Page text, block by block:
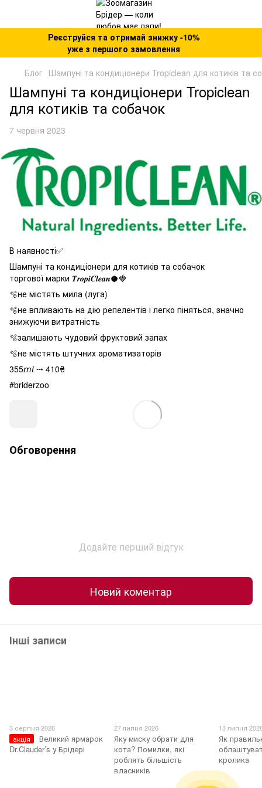
Реєструйся та отримай знижку -10%
уже з першого замовлення
Блог Шампуні та кондиціонери Tropiclean для котиків та
Шампуні та кондиціонери Tropiclean
для котиків та собачок
7 червня 2023
В наявності✅
Шампуні та кондиціонери для котиків та собачок
торгової марки 𝑻𝒓𝒐𝒑𝒊𝑪𝒍𝒆𝒂𝒏🥥🍓
🫧не містять мила (луга)
🫧не впливають на дію репелентів і легко піняться, значно
знижуючи витратність
🫧залишають чудовий фруктовий запах
🫧не містять штучних ароматизаторів
355𝘮𝘭 ⤏ 410₴
#briderzoo
Обговорення
Додайте перший відгук
Новий коментар
Інші записи
3 серпня 2026
акція
Великий ярмарок
Dr.Clauder’s у Брідері
27 липня 2026
Яку миску обрати для
кота? Помилки, які
роблять більшість
власників
13 липня
Як
кролика